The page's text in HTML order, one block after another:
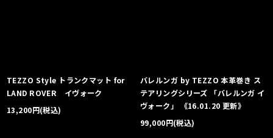
TEZZO Style トランクマット for
LAND ROVER イヴォーク
13,200円(税込)
バレルンガ by TEZZO 本革巻き ス
テアリングシリーズ 「バレルンガ イ
ヴォーク」 《16.01.20 更新》
99,000円(税込)